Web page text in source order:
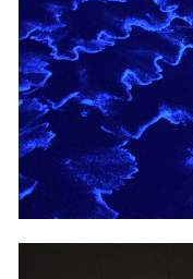
2019
AN DENKEN